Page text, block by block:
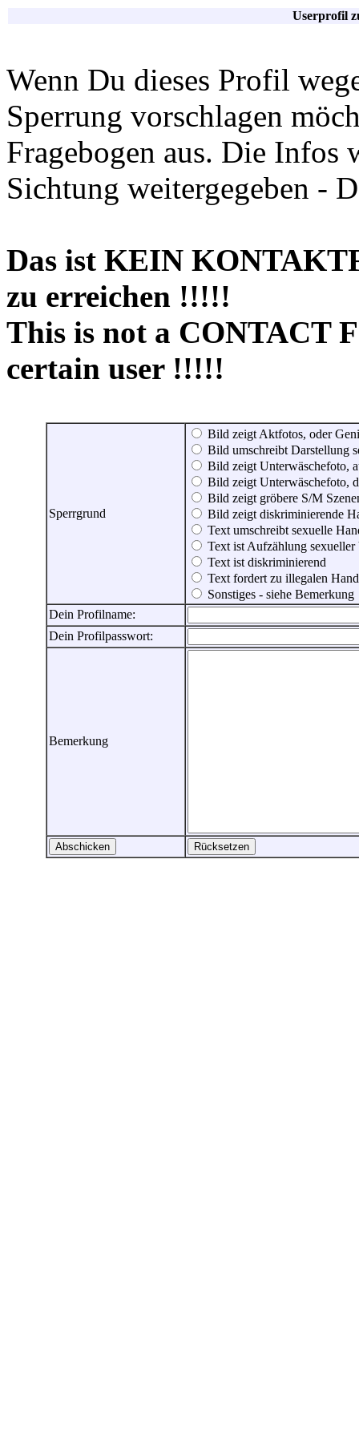
Userprofil
Wenn Du dieses Profil
Sperrung vorschlagen
Fragebogen aus. Die Infos
Sichtung weitergegeben -
Das ist KEIN
zu erreichen !!!!!
This is not a CONTACT
certain user !!!!!
Sperrgrund
Bild zeigt Aktfotos, oder
Bild umschreibt Darstellung
Bild zeigt Unterwäschefoto,
Bild zeigt Unterwäschefoto,
Bild zeigt gröbere S/M
Bild zeigt diskriminierende
Text umschreibt sexuelle
Text ist Aufzählung sexueller
Text ist diskriminierend
Text fordert zu illegalen
Sonstiges - siehe Bemerkung
Dein Profilname:
Dein Profilpasswort:
Bemerkung